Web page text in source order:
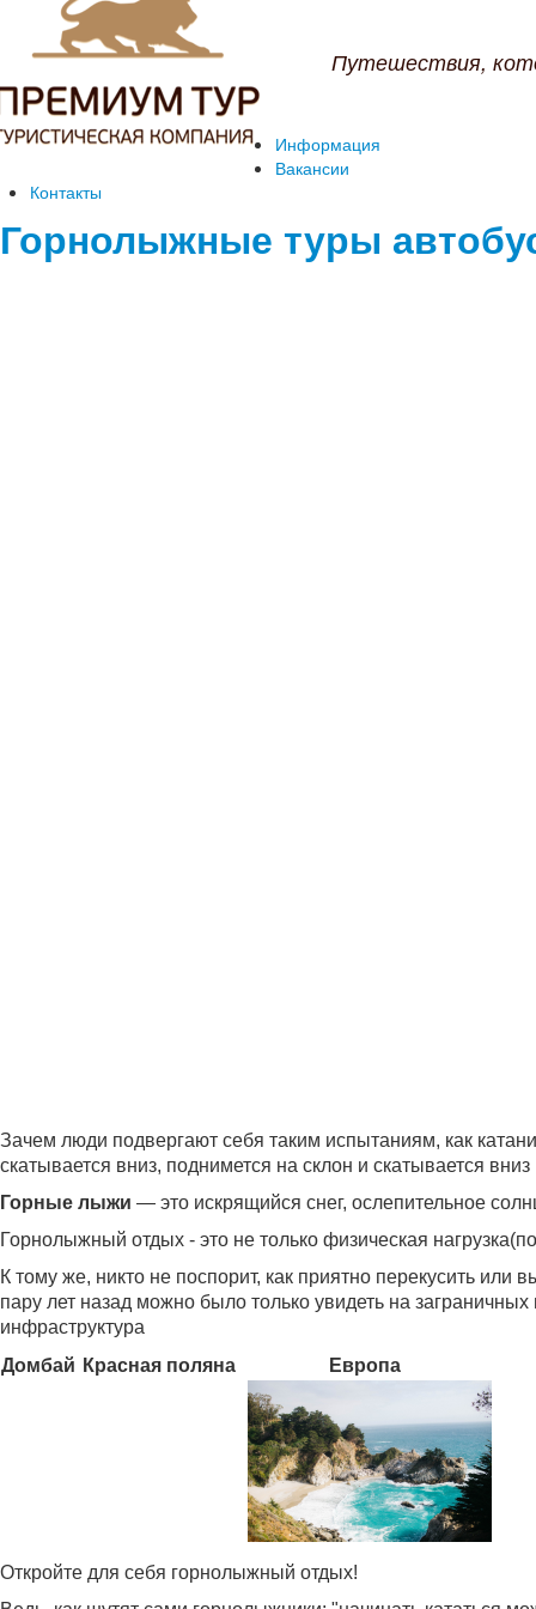
Путешествия,
Информация
Вакансии
Контакты
Горнолыжные туры
Зачем люди подвергают себя таким испытаниям, как
скатывается вниз, поднимется на склон и скатывается
Горные лыжи — это искрящийся снег, ослепительное
Горнолыжный отдых - это не только физическая
К тому же, никто не поспорит, как приятно перекусить
пару лет назад можно было только увидеть на
инфраструктура
Домбай Красная поляна Европа
Откройте для себя горнолыжный отдых!